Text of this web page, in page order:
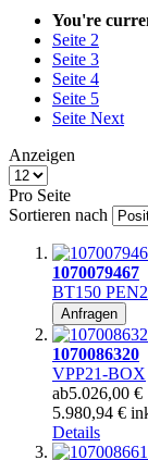
You're
Seite 2
Seite 3
Seite 4
Seite 5
Seite Next
Anzeigen
Pro Seite
Sortieren nach
1070079467
BT150
Anfragen
1070086320
VPP21-BOX
ab5.026,00 €
5.980,94 €
Details